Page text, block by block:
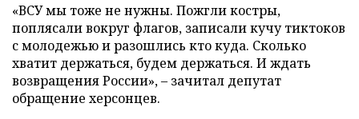
«ВСУ мы тоже не нужны. Пожгли костры,
поплясали вокруг флагов, записали кучу тиктоков
с молодежью и разошлись кто куда. Сколько
хватит держаться, будем держаться. И ждать
возвращения России», – зачитал депутат
обращение херсонцев.